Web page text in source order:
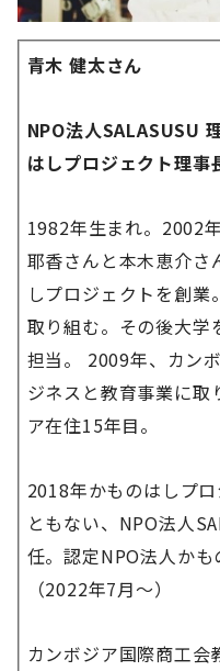
青木 健太さん
NPO法人SALASUSU
はしプロジェクト理事
1982年生まれ。2002
耶香さんと本木恵介さ
しプロジェクトを創
取り組む。その後大学
担当。 2009年、カン
ジネスと教育事業に取
ア在住15年目。
2018年かものはしプ
ともない、NPO法人
任。認定NPO法人か
（2022年7月～）
カンボジア国際商工会